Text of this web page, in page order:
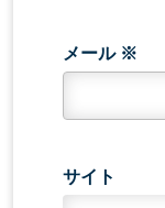
メール ※
サイト